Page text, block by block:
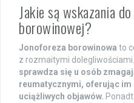
Jakie są wskazania
borowinowej?
Jonoforeza borowinowa to
z rozmaitymi dolegliwościami.
sprawdza się u osób
reumatycznymi, oferując im
uciążliwych objawów.